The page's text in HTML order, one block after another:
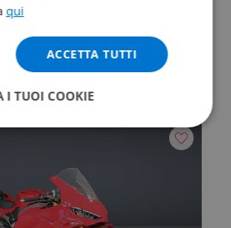
| 120.4 Hp | 88.5 Kw
€
qui
ACCETTA TUTTI
I TUOI COOKIE